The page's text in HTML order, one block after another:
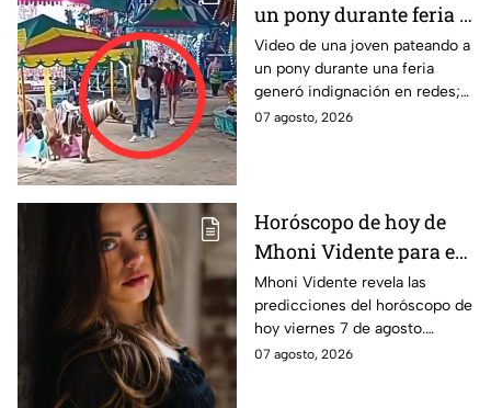
un pony durante feria y
se ríe; usuarios exigen
castigo por maltrato
animal
Video de una joven pateando a
un pony durante una feria
generó indignación en redes;
usuarios piden investigar el
07 agosto, 2026
Horóscopo de hoy de
Mhoni Vidente para el
viernes 7 de agosto
¡Siente!
Mhoni Vidente revela las
predicciones del horóscopo de
hoy viernes 7 de agosto.
Descubre qué le espera a cada
07 agosto, 2026